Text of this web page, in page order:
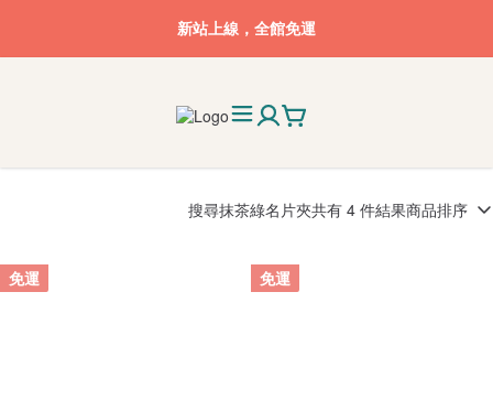
新站上線，全館免運
搜尋抹茶綠名片夾共有 4 件結果商品排序
免運 免運